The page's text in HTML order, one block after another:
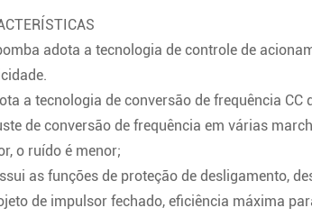
adota a tecnologia de controle de
a tecnologia de conversão de frequência
de conversão de frequência em várias
o ruído é menor;
as funções de proteção de desligamento,
de impulsor fechado, eficiência máxima